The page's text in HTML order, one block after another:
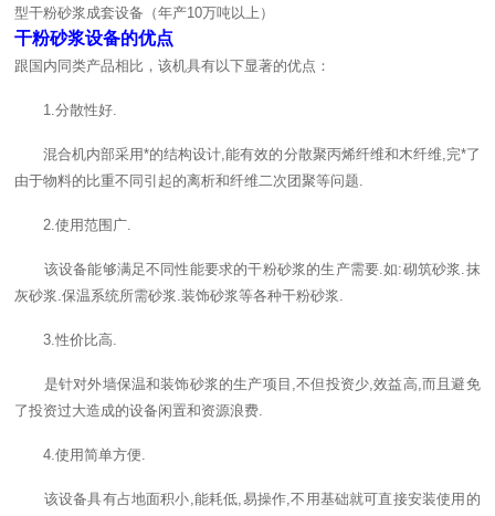
型干粉砂浆成套设备（年产10万吨以上）
干粉砂浆设备的优点
跟国内同类产品相比，该机具有以下显著的优点：
1.分散性好.
混合机内部采用*的结构设计,能有效的分散聚丙烯纤维和木纤维,完*了
由于物料的比重不同引起的离析和纤维二次团聚等问题.
2.使用范围广.
该设备能够满足不同性能要求的干粉砂浆的生产需要.如:砌筑砂浆.抹
灰砂浆.保温系统所需砂浆.装饰砂浆等各种干粉砂浆.
3.性价比高.
是针对外墙保温和装饰砂浆的生产项目,不但投资少,效益高,而且避免
了投资过大造成的设备闲置和资源浪费.
4.使用简单方便.
该设备具有占地面积小,能耗低,易操作,不用基础就可直接安装使用的